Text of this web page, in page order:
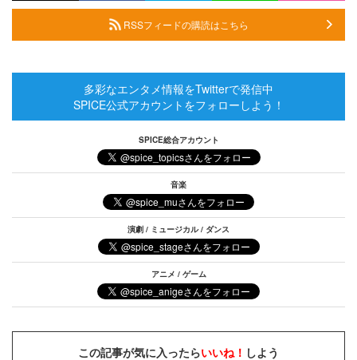
RSSフィードの購読はこちら
多彩なエンタメ情報をTwitterで発信中
SPICE公式アカウントをフォローしよう！
SPICE総合アカウント
音楽
演劇 / ミュージカル / ダンス
アニメ / ゲーム
この記事が気に入ったらいいね！ しよう